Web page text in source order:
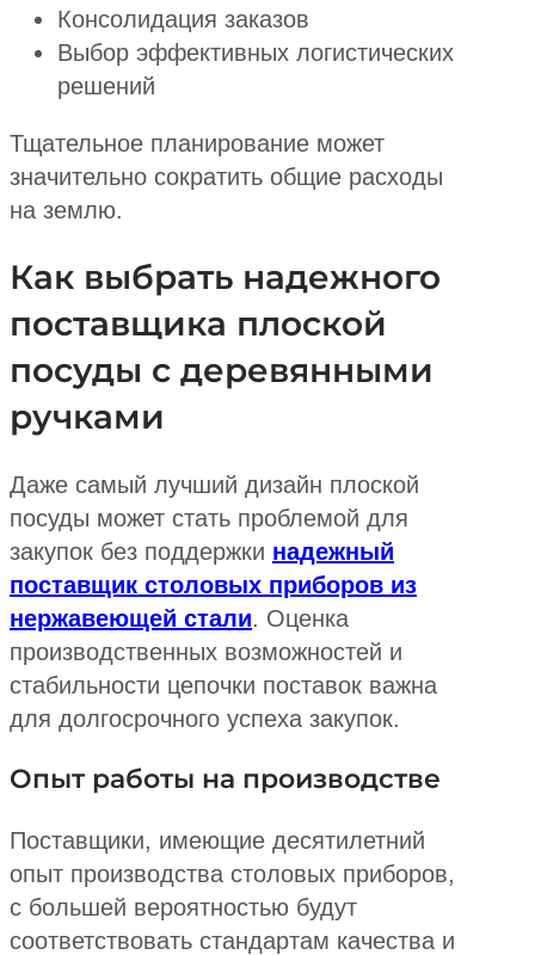
Консолидация заказов
Выбор эффективных логистических
решений
Тщательное планирование может
значительно сократить общие расходы
на землю.
Как выбрать надежного
поставщика плоской
посуды с деревянными
ручками
Даже самый лучший дизайн плоской
посуды может стать проблемой для
закупок без поддержки надежный
поставщик столовых приборов из
нержавеющей стали. Оценка
производственных возможностей и
стабильности цепочки поставок важна
для долгосрочного успеха закупок.
Опыт работы на производстве
Поставщики, имеющие десятилетний
опыт производства столовых приборов,
с большей вероятностью будут
соответствовать стандартам качества и